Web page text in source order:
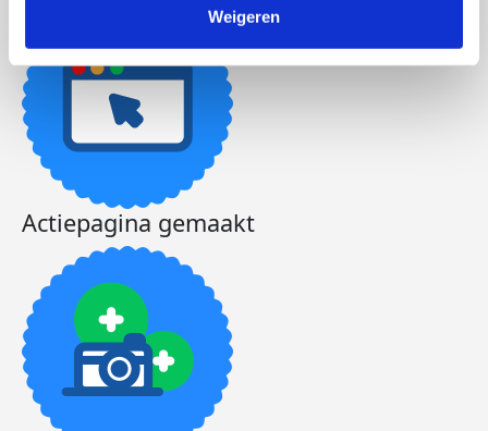
Weigeren
Actiepagina gemaakt